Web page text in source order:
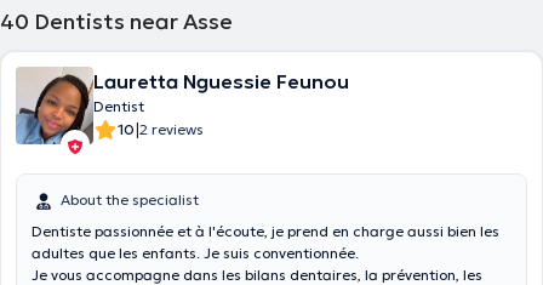
40 Dentists near Asse
Lauretta Nguessie Feunou
Dentist
10|2 reviews
About the specialist
Dentiste passionnée et à l'écoute, je prend en charge aussi bien les
adultes que les enfants. Je suis conventionnée.
Je vous accompagne dans les bilans dentaires, la prévention, les